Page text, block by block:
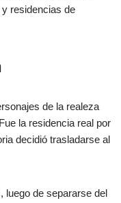
residencias de
de la realeza
la residencia real por
decidió trasladarse al
luego de separarse del